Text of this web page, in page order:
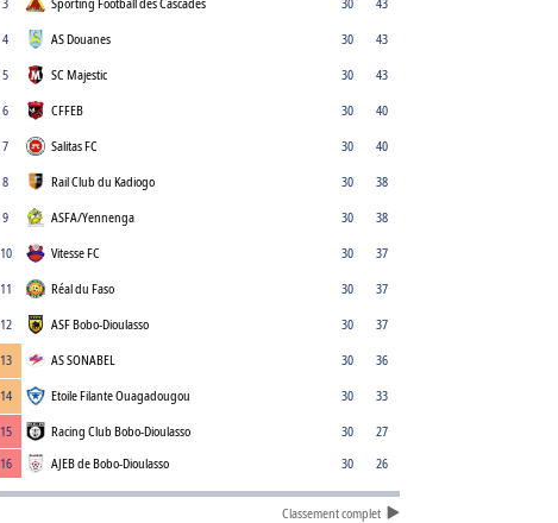
4
AS Douanes 30
43
5
SC Majestic 30
43
6
CFFEB 30
40
7
Salitas FC 30
40
8
Rail Club du Kadiogo 30
38
9
ASFA/Yennenga 30
38
10
Vitesse FC 30
37
11
Réal du Faso 30
37
12
ASF Bobo-Dioulasso 30
37
13
AS SONABEL 30
36
14
Etoile Filante Ouagadougou 30
33
15
Racing Club Bobo-Dioulasso 30
27
16
AJEB de Bobo-Dioulasso 30 26
Classement complet